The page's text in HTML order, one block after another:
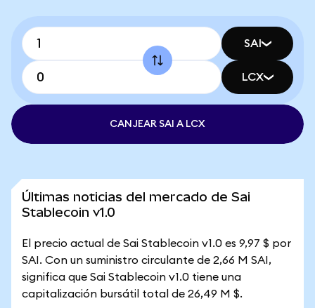
SAI
LCX
CANJEAR SAI A LCX
Últimas noticias del mercado de Sai
Stablecoin v1.0
El precio actual de Sai Stablecoin v1.0 es 9,97 $ por
SAI. Con un suministro circulante de 2,66 M SAI,
significa que Sai Stablecoin v1.0 tiene una
capitalización bursátil total de 26,49 M $.